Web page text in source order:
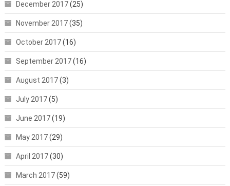
December 2017(25)
November 2017(35)
October 2017(16)
September 2017(16)
August 2017(3)
July 2017(5)
June 2017(19)
May 2017(29)
April 2017(30)
March 2017(59)